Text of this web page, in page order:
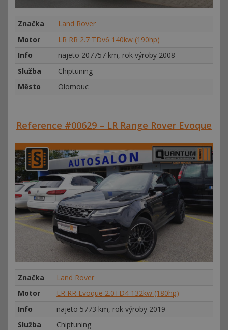
Značka
Land Rover
Motor
LR RR 2.7 TDv6 140kw (190hp)
Info
najeto 207757 km, rok výroby 2008
Služba
Chiptuning
Město
Olomouc
Reference #00629 – LR Range Rover Evoque
Značka
Land Rover
Motor
LR RR Evoque 2.0TD4 132kw (180hp)
Info
najeto 5773 km, rok výroby 2019
Služba
Chiptuning